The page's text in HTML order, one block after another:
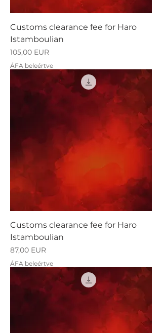
Customs clearance fee for Haro
Istamboulian
Ár
105,00 EUR
ÁFA beleértve
Customs clearance fee for Haro
Istamboulian
Ár
87,00 EUR
ÁFA beleértve